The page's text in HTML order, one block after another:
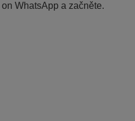
WhatsApp a začněte.